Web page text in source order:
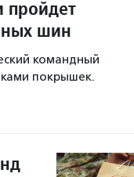
пройдет
шин
командный
покрышек.